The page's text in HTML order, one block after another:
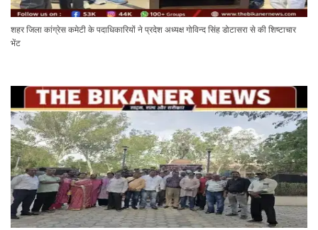
शहर जिला कांग्रेस कमेटी के पदाधिकारियों ने प्रदेश अध्यक्ष गोविन्द सिंह डोटासरा से की शिष्टाचार
भेंट